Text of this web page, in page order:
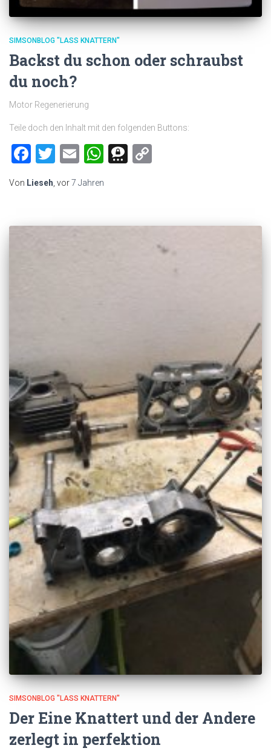
SIMSONBLOG "LASS KNATTERN"
Backst du schon oder schraubst
du noch?
Motor Regenerierung
Teile doch den Inhalt mit den folgenden Buttons:
Facebook
Twitter
EmailWhatsApp
Threema
Von Lieseh , vor7 Jahren
SIMSONBLOG "LASS KNATTERN"
Der Eine Knattert und der Andere
zerlegt in perfektion